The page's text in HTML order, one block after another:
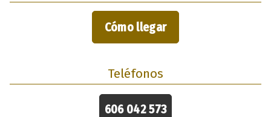
Cómo llegar
Teléfonos
606 042 573